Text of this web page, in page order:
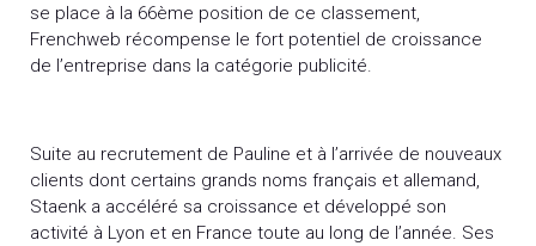
se place à la 66ème position de ce classement,
Frenchweb récompense le fort potentiel de croissance
de l’entreprise dans la catégorie publicité.
Suite au recrutement de Pauline et à l’arrivée de nouveaux
clients dont certains grands noms français et allemand,
Staenk a accéléré sa croissance et développé son
activité à Lyon et en France toute au long de l’année. Ses